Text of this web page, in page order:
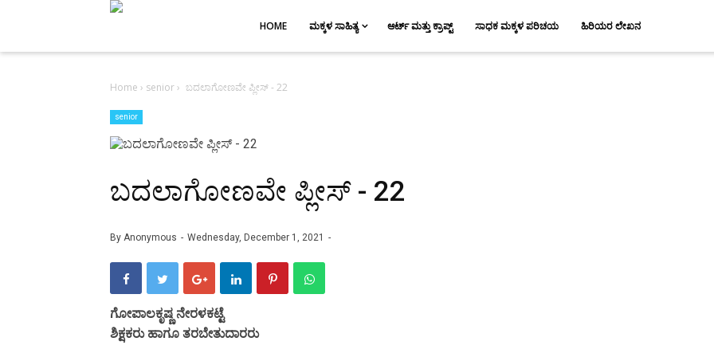
HOME ಮಕ್ಕಳ ಸಾಹಿತ್ಯ ಆರ್ಟ್ ಮತ್ತು ಕ್ರಾಪ್ಟ್ ಸಾಧಕ ಮಕ್ಕಳ ಪರಿಚಯ ಹಿರಿಯರ ಲೇಖನ
Home › senior› ಬದಲಾಗೋಣವೇ ಪ್ಲೀಸ್ - 22
senior
ಬದಲಾಗೋಣವೇ ಪ್ಲೀಸ್ - 22
By Anonymous Wednesday, December 1, 2021
ಗೋಪಾಲಕೃಷ್ಣ ನೇರಳಕಟ್ಟೆ
ಶಿಕ್ಷಕರು ಹಾಗೂ ತರಬೇತುದಾರರು